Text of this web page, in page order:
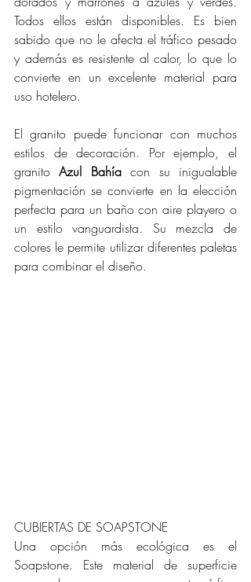
Todos ellos están disponibles. Es bien
sabido que no le afecta el tráfico pesado
y además es resistente al calor, lo que lo
convierte en un excelente material para
uso hotelero.
El granito puede funcionar con muchos
estilos de decoración. Por ejemplo, el
granito Azul Bahía con su inigualable
pigmentación se convierte en la elección
perfecta para un baño con aire playero o
un estilo vanguardista. Su mezcla de
colores le permite utilizar diferentes paletas
para combinar el diseño.
CUBIERTAS DE SOAPSTONE
Una opción más ecológica es el
Soapstone. Este material de superficie